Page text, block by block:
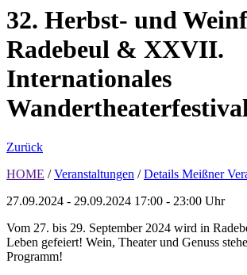
32. Herbst- und
Radebeul & XXVII.
Internationales
Zurück
HOME / Veranstaltungen / Details Meißner
27.09.2024 - 29.09.2024 17:00 - 23:00 Uhr
Vom 27. bis 29. September 2024 wird in
Leben gefeiert! Wein, Theater und Genuss
Programm!